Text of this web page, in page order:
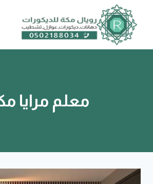
المحتوى
معلم مرايا